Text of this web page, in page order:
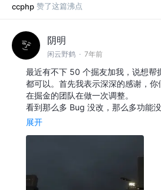
ccphp 赞了这篇沸点
阴明
闲云野鹤 · 7年前
最近有不下 50 个掘友加我，说想帮
都可以。首先我表示深深的感谢，
在掘金的团队在做一次调整。
看到那么多 Bug 没改，那么多功能
展开